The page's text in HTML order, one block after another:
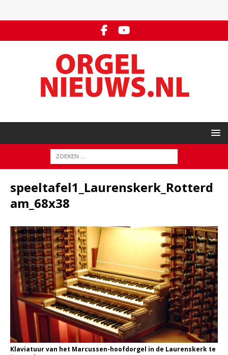
speeltafel1_Laurenskerk_Rotterd
am_68x38
Klaviatuur van het Marcussen-hoofdorgel in de Laurenskerk te